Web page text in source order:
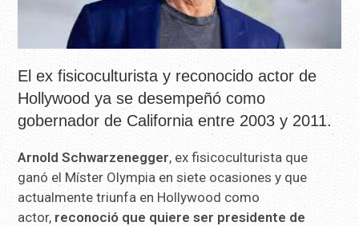
El ex fisicoculturista y reconocido actor de
Hollywood ya se desempeñó como
gobernador de California entre 2003 y 2011.
Arnold Schwarzenegger, ex fisicoculturista que
ganó el Míster Olympia en siete ocasiones y que
actualmente triunfa en Hollywood como
actor, reconoció que quiere ser presidente de